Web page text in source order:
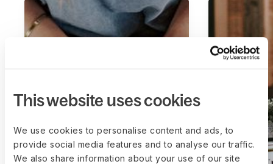
This website uses cookies
We use cookies to personalise content and ads, to
provide social media features and to analyse our traffic.
We also share information about your use of our site